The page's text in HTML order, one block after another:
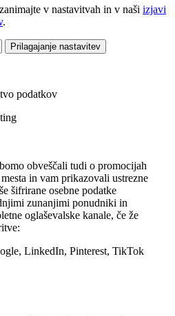
v nastavitvah in v naši izjavi
.
Prilagajanje nastavitev
podatkov
obveščali tudi o promocijah
in vam prikazovali ustrezne
šifrirane osebne podatke
zunanjimi ponudniki in
oglaševalske kanale, če že
LinkedIn, Pinterest, TikTok